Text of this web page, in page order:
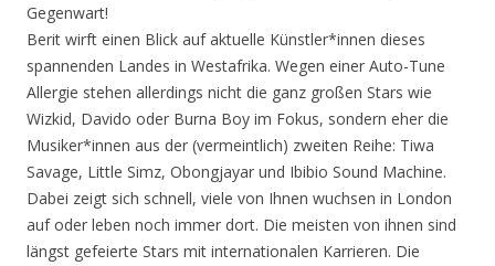
Gegenwart!
Berit wirft einen Blick auf aktuelle Künstler*innen dieses
spannenden Landes in Westafrika. Wegen einer Auto-Tune
Allergie stehen allerdings nicht die ganz großen Stars wie
Wizkid, Davido oder Burna Boy im Fokus, sondern eher die
Musiker*innen aus der (vermeintlich) zweiten Reihe: Tiwa
Savage, Little Simz, Obongjayar und Ibibio Sound Machine.
Dabei zeigt sich schnell, viele von Ihnen wuchsen in London
auf oder leben noch immer dort. Die meisten von ihnen sind
längst gefeierte Stars mit internationalen Karrieren. Die